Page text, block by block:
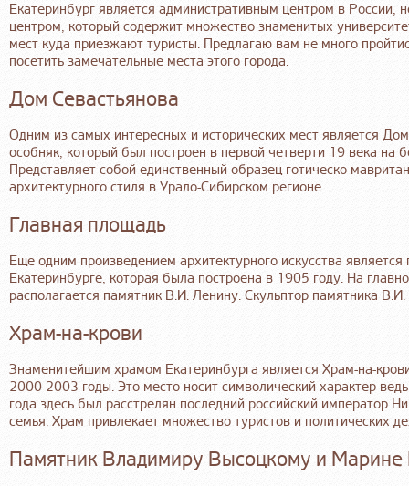
Екатеринбург является административным центром в
центром, который содержит множество знаменитых
мест куда приезжают туристы. Предлагаю вам не много
посетить замечательные места этого города.
Дом Севастьянова
Одним из самых интересных и исторических мест является
особняк, который был построен в первой четверти 19 века на
Представляет собой единственный образец готическо-
архитектурного стиля в Урало-Сибирском регионе.
Главная площадь
Еще одним произведением архитектурного искусства
Екатеринбурге, которая была построена в 1905 году. На
располагается памятник В.И. Ленину. Скульптор памятника В.И.
Храм-на-крови
Знаменитейшим храмом Екатеринбурга является Храм-на-
2000-2003 годы. Это место носит символический характер
года здесь был расстрелян последний российский император
семья. Храм привлекает множество туристов и политических
Памятник Владимиру Высоцкому и Марине